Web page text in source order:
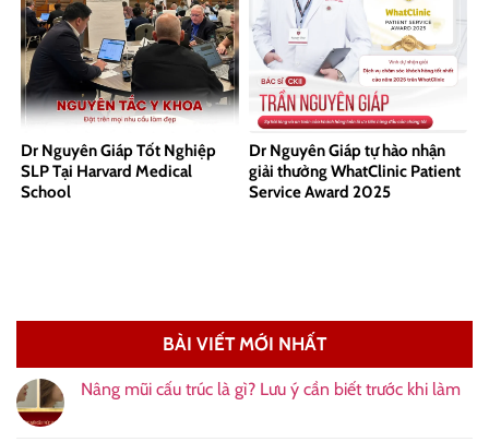
Dr Nguyên Giáp Tốt Nghiệp
SLP Tại Harvard Medical
School
Dr Nguyên Giáp tự hào nhận
giải thưởng WhatClinic Patient
Service Award 2025
BÀI VIẾT MỚI NHẤT
Nâng mũi cấu trúc là gì? Lưu ý cần biết trước khi làm